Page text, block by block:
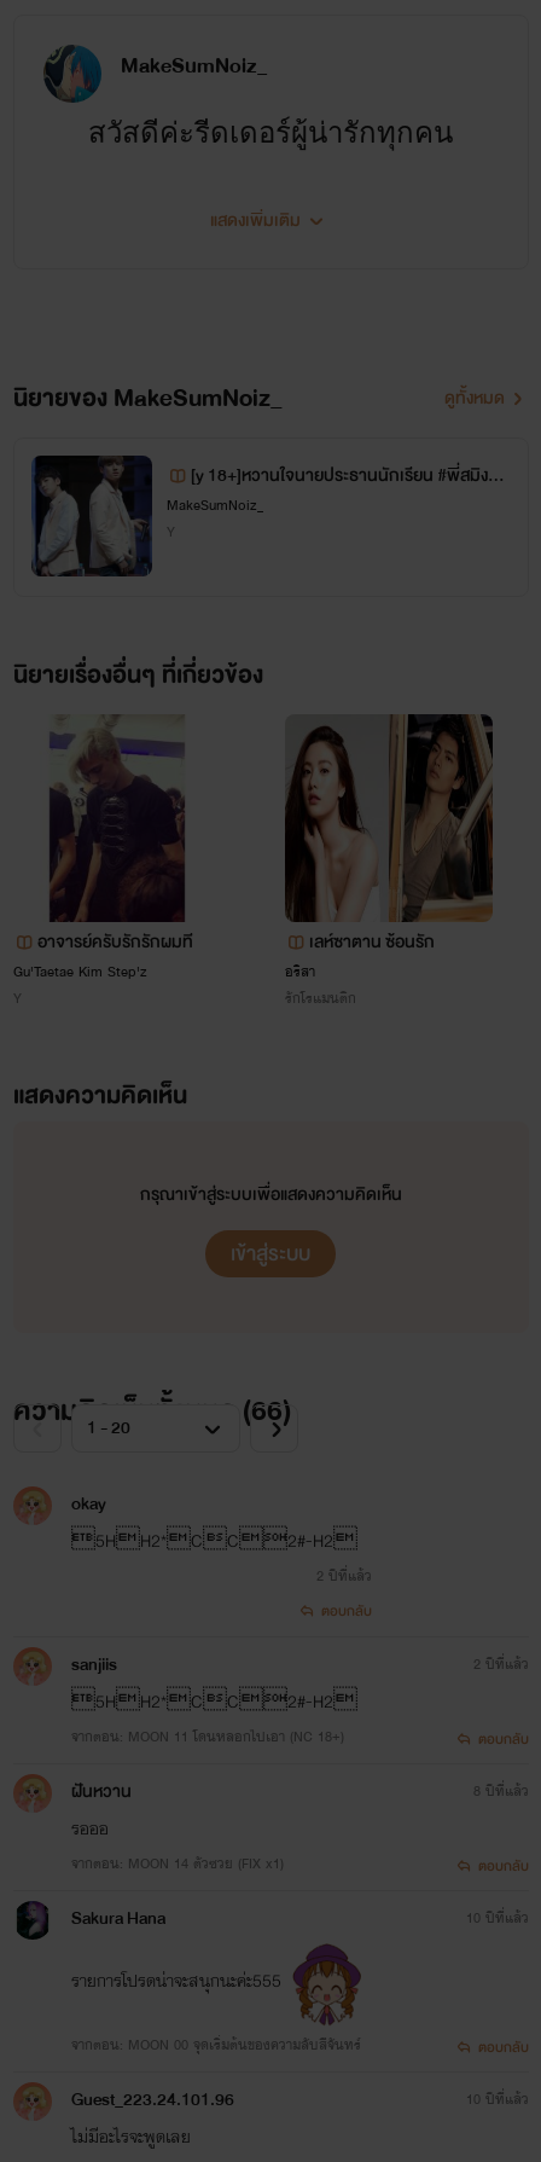
"ผมจะดูแลคุณดั่งดอกไม้ที่มีอยู่เพียงดอกเดียวบนโลกนี้"
MakeSumNoiz_
สวัสดีค่ะรีดเดอร์ผู้น่ารักทุกคน
ซารางแฮ <3
แสดงเพิ่มเติม
นิยายของ MakeSumNoiz_ ดูทั้งหมด
[y 18+]หวานใจนายประธานนักเรียน #พี่สมิงน้อ
งวายุ CSTHESERIES ;Seventeen
MakeSumNoiz_
Y
นิยายเรื่องอื่นๆ ที่เกี่ยวข้อง
อาจารย์ครับรักรักผมที
Gu'Taetae Kim Step'z
Y
เลห์ซาตาน ซ้อนรัก
อริสา
รักโรแมนติก
แสดงความคิดเห็น
กรุณาเข้าสู่ระบบเพื่อแสดงความคิดเห็น
เข้าสู่ระบบ
ความคิดเห็นทั้งหมด (66)
okay
5HH2*CC2#-H2
2 ปีที่แล้ว
ตอบกลับ
sanjiis
5HH2*CC2#-H2
จากตอน: MOON 11 โดนหลอกไปเอา (NC 18+)
2 ปีที่แล้ว
ตอบกลับ
ฝันหวาน
รอออ
จากตอน: MOON 14 ตัวซวย (FIX x1)
8 ปีที่แล้ว
ตอบกลับ
Sakura Hana
รายการโปรดน่าจะสนุกนะค่ะ555
จากตอน: MOON 00 จุดเริ่มต้นของความลับสีจันทร์
10 ปีที่แล้ว
ตอบกลับ
Guest_223.24.101.96
ไม่มีอะไรจะพูดเลย
10 ปีที่แล้ว